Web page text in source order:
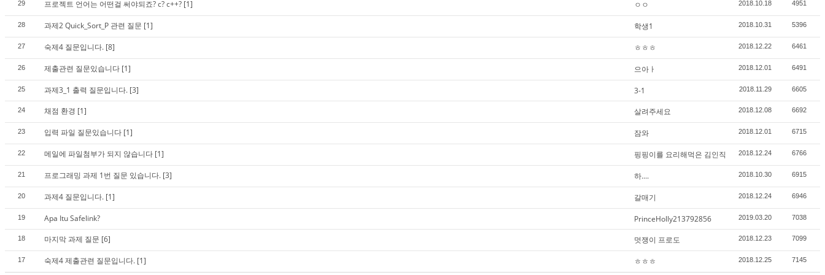
29 프로젝트 언어는 어떤걸 써야되죠? c? c++? [1] ㅇㅇ 2018.10.18 4951
28 과제2 Quick_Sort_P 관련 질문 [1] 학생1 2018.10.31 5396
27 숙제4 질문입니다. [8] ㅎㅎㅎ 2018.12.22 6461
26 제출관련 질문있습니다 [1] 으아ㅏ 2018.12.01 6491
25 과제3_1 출력 질문입니다. [3] 3-1 2018.11.29 6605
24 채점 환경 [1] 살려주세요 2018.12.08 6692
23 입력 파일 질문있습니다 [1] 잠와 2018.12.01 6715
22 메일에 파일첨부가 되지 않습니다 [1] 핑핑이를 요리해먹은 김인직 2018.12.24 6766
21 프로그래밍 과제 1번 질문 있습니다. [3] 하.... 2018.10.30 6915
20 과제4 질문입니다. [1] 갈매기 2018.12.24 6946
19 Apa Itu Safelink? PrinceHolly213792856 2019.03.20 7038
18 마지막 과제 질문 [6] 멋쟁이 프로도 2018.12.23 7099
17 숙제4 제출관련 질문입니다. [1] ㅎㅎㅎ 2018.12.25 7145